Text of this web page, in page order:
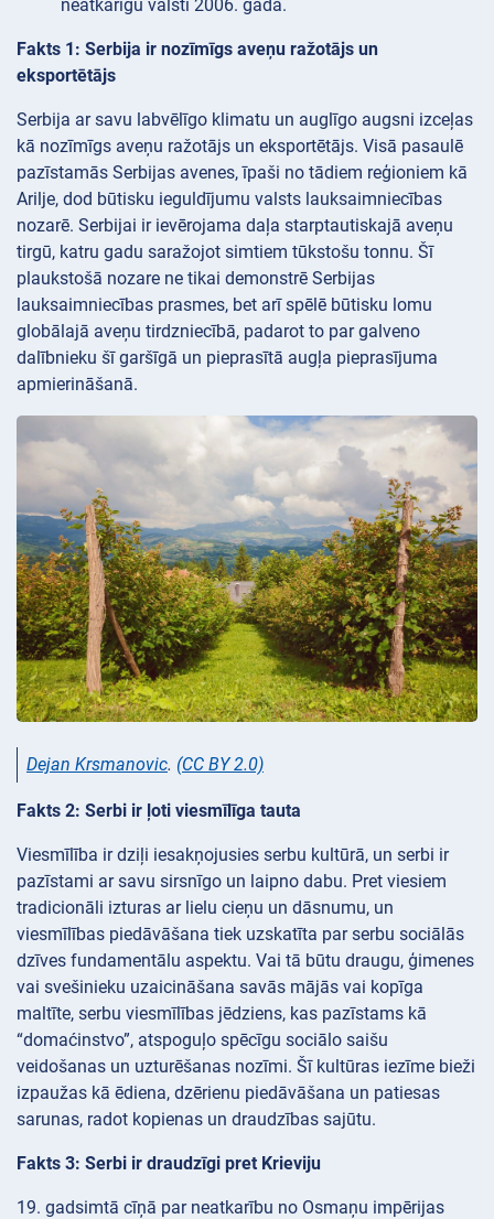
neatkarīgu valsti 2006. gadā.
Fakts 1: Serbija ir nozīmīgs aveņu ražotājs un
eksportētājs
Serbija ar savu labvēlīgo klimatu un auglīgo augsni izceļas
kā nozīmīgs aveņu ražotājs un eksportētājs. Visā pasaulē
pazīstamās Serbijas avenes, īpaši no tādiem reģioniem kā
Arilje, dod būtisku ieguldījumu valsts lauksaimniecības
nozarē. Serbijai ir ievērojama daļa starptautiskajā aveņu
tirgū, katru gadu saražojot simtiem tūkstošu tonnu. Šī
plaukstošā nozare ne tikai demonstrē Serbijas
lauksaimniecības prasmes, bet arī spēlē būtisku lomu
globālajā aveņu tirdzniecībā, padarot to par galveno
dalībnieku šī garšīgā un pieprasītā augļa pieprasījuma
apmierināšanā.
Dejan Krsmanovic. (CC BY 2.0)
Fakts 2: Serbi ir ļoti viesmīlīga tauta
Viesmīlība ir dziļi iesakņojusies serbu kultūrā, un serbi ir
pazīstami ar savu sirsnīgo un laipno dabu. Pret viesiem
tradicionāli izturas ar lielu cieņu un dāsnumu, un
viesmīlības piedāvāšana tiek uzskatīta par serbu sociālās
dzīves fundamentālu aspektu. Vai tā būtu draugu, ģimenes
vai svešinieku uzaicināšana savās mājās vai kopīga
maltīte, serbu viesmīlības jēdziens, kas pazīstams kā
“domaćinstvo”, atspoguļo spēcīgu sociālo saišu
veidošanas un uzturēšanas nozīmi. Šī kultūras iezīme bieži
izpaužas kā ēdiena, dzērienu piedāvāšana un patiesas
sarunas, radot kopienas un draudzības sajūtu.
Fakts 3: Serbi ir draudzīgi pret Krieviju
19. gadsimtā cīņā par neatkarību no Osmaņu impērijas